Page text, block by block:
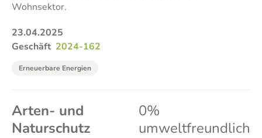
Wohnsektor.
23.04.2025
Geschäft 2024-162
Erneuerbare Energien
Arten- und
Naturschutz
0%
umweltfreundlich